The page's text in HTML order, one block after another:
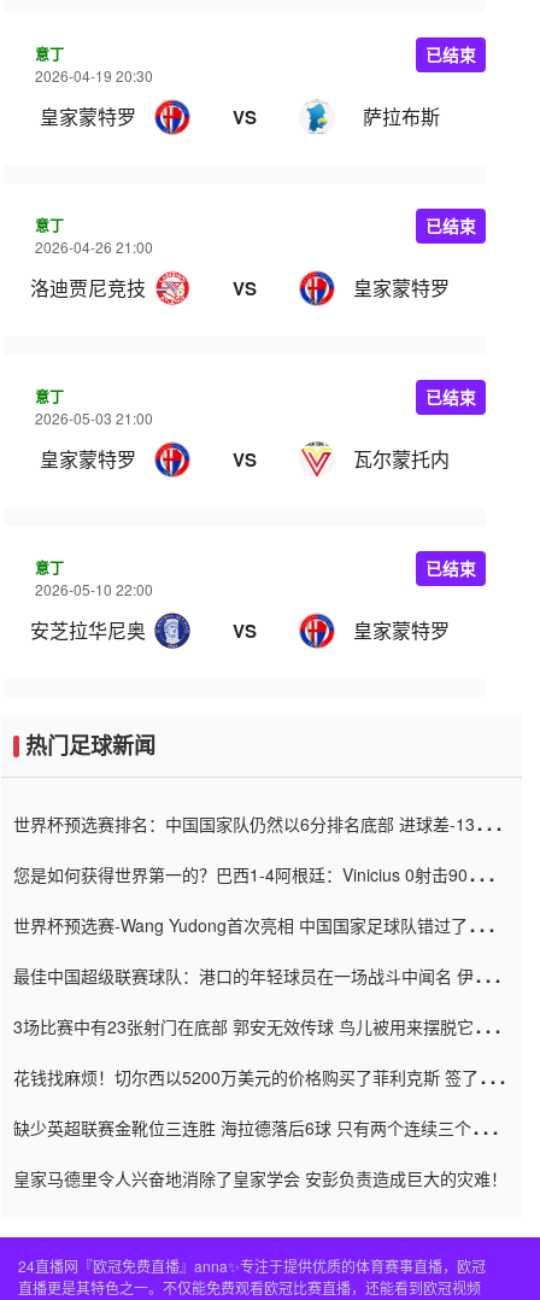
意丁
2026-04-19 20:30
皇家蒙特罗 VS 萨拉布斯
已结束
意丁
2026-04-26 21:00
洛迪贾尼竞技 VS 皇家蒙特罗
已结束
意丁
2026-05-03 21:00
皇家蒙特罗 VS 瓦尔蒙托内
已结束
意丁
2026-05-10 22:00
安芝拉华尼奥 VS 皇家蒙特罗
已结束
热门足球新闻
世界杯预选赛排名：中国国家队仍然以6分排名底部 进球差-13令人
您是如何获得世界第一的？巴西1-4阿根廷：Vinicius 0射击90分钟
世界杯预选赛-Wang Yudong首次亮相 中国国家足球队错过了世界
最佳中国超级联赛球队：港口的年轻球员在一场战斗中闻名 伊万放
3场比赛中有23张射门在底部 郭安无效传球 鸟儿被用来摆脱它
花钱找麻烦！切尔西以5200万美元的价格购买了菲利克斯 签了7年
缺少英超联赛金靴位三连胜 海拉德落后6球 只有两个连续三个连续
皇家马德里令人兴奋地消除了皇家学会 安彭负责造成巨大的灾难！
24直播网『欧冠免费直播』anna✨专注于提供优质的体育赛事直播，欧冠
直播更是其特色之一。不仅能免费观看欧冠比赛直播，还能看到欧冠视频